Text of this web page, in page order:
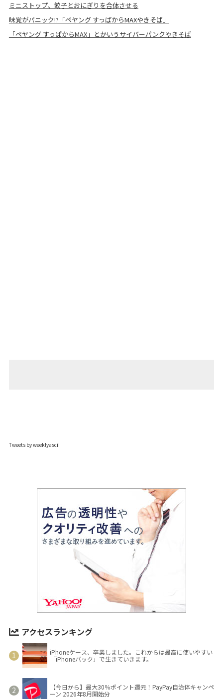
ミニストップ、餃子とおにぎりを合体させる
味覚がパニック!?「ペヤング すっぱからMAXやきそば」
「ペヤング すっぱからMAX」とかいうサイバーパンクやきそば
Tweets by weeklyascii
アクセスランキング
iPhoneケース、卒業しました。これからは最高に使いやすい
「iPhoneバック」で生きていきます。
【今日から】最大30％ポイント還元！PayPay自治体キャンペ
ーン 2026年8月開始分